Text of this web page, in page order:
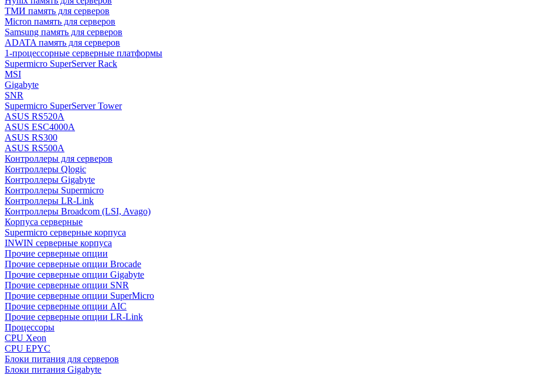
ТМИ память для серверов
Micron память для серверов
Samsung память для серверов
ADATA память для серверов
1-процессорные серверные платформы
Supermicro SuperServer Rack
MSI
Gigabyte
SNR
Supermicro SuperServer Tower
ASUS RS520A
ASUS ESC4000A
ASUS RS300
ASUS RS500A
Контроллеры для серверов
Контроллеры Qlogic
Контроллеры Gigabyte
Контроллеры Supermicro
Контроллеры LR-Link
Контроллеры Broadcom (LSI, Avago)
Корпуса серверные
Supermicro серверные корпуса
INWIN серверные корпуса
Прочие серверные опции
Прочие серверные опции Brocade
Прочие серверные опции Gigabyte
Прочие серверные опции SNR
Прочие серверные опции SuperMicro
Прочие серверные опции AIC
Прочие серверные опции LR-Link
Процессоры
CPU Xeon
CPU EPYC
Блоки питания для серверов
Блоки питания Gigabyte